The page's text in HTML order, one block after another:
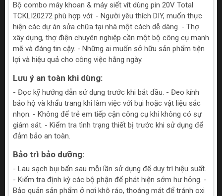
Bộ combo máy khoan & máy siết vít dùng pin 20V Total
TCKLI20272 phù hợp với: - Người yêu thích DIY, muốn thực
hiện các dự án sửa chữa tại nhà một cách dễ dàng. - Thợ
xây dựng, thợ điện chuyên nghiệp cần một bộ công cụ mạnh
mẽ và đáng tin cậy. - Những ai muốn sở hữu sản phẩm tiện
lợi và hiệu quả cho công việc hằng ngày.
Lưu ý an toàn khi dùng:
- Đọc kỹ hướng dẫn sử dụng trước khi bắt đầu. - Đeo kính
bảo hộ và khẩu trang khi làm việc với bụi hoặc vật liệu sắc
nhọn. - Không để trẻ em tiếp cận công cụ khi không có sự
giám sát. - Kiểm tra tình trạng thiết bị trước khi sử dụng để
đảm bảo an toàn.
Bảo trì bảo dưỡng:
- Lau sạch bụi bẩn sau mỗi lần sử dụng để duy trì hiệu suất.
- Kiểm tra định kỳ các bộ phận để phát hiện sớm hư hỏng. -
Bảo quản sản phẩm ở nơi khô ráo, thoáng mát để tránh oxi